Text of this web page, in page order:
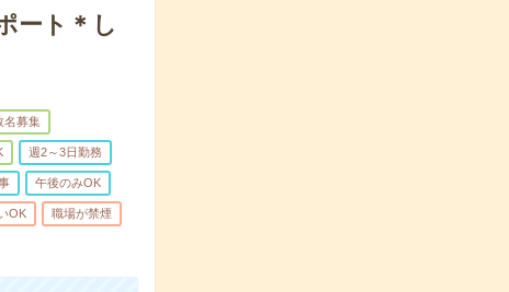
ート＊し
名募集
週2～3日勤務
午後のみOK
OK 職場が禁煙